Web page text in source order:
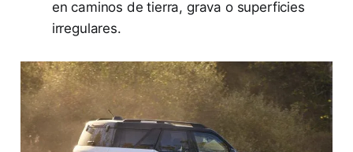
en caminos de tierra, grava o superficies
irregulares.